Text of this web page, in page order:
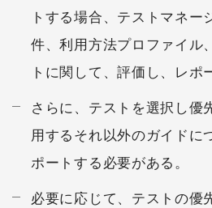
トする場合、テストマネー
件、利用方法プロファイル
トに関して、評価し、レポ
さらに、テストを選択し優
用するそれ以外のガイドに
ポートする必要がある。
必要に応じて、テストの優